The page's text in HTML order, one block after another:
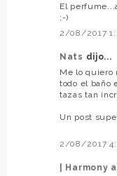
El
;-)
2/08/2017
Nats dijo...
Me lo quiero
todo el baño
tazas tan
Un post
2/08/2017
| Harmony